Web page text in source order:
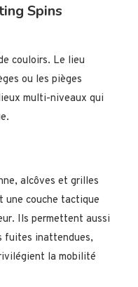
Spins
couloirs. Le lieu
ou les pièges
multi-niveaux qui
alcôves et grilles
une couche tactique
Ils permettent aussi
fuites inattendues,
la mobilité